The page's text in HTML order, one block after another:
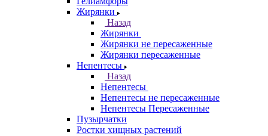
Жирянки
Назад
Жирянки
Жирянки не пересаженные
Жирянки пересаженные
Непентесы
Назад
Непентесы
Непентесы не пересаженные
Непентесы Пересаженные
Пузырчатки
Ростки хищных растений